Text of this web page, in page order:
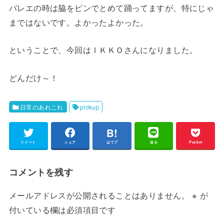
バレエの時は脇をピンでとめて踊ってますが、特にじゃ
まではないです。よかったよかった。
ということで、今回はＩＫＫＯさんになりました。
どんだけ～！
日常のあれこれ pickup
ツイート シェア はてブ 送る Pocket
コメントを残す
メールアドレスが公開されることはありません。 ※ が
付いている欄は必須項目です